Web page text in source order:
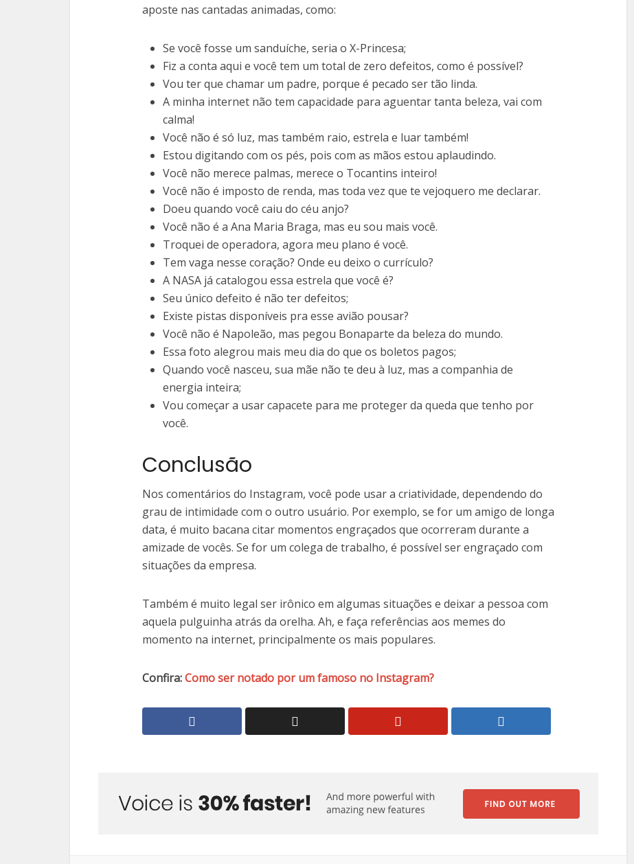
aposte nas cantadas animadas, como:
Se você fosse um sanduíche, seria o X-Princesa;
Fiz a conta aqui e você tem um total de zero defeitos, como é possível?
Vou ter que chamar um padre, porque é pecado ser tão linda.
A minha internet não tem capacidade para aguentar tanta beleza, vai com
calma!
Você não é só luz, mas também raio, estrela e luar também!
Estou digitando com os pés, pois com as mãos estou aplaudindo.
Você não merece palmas, merece o Tocantins inteiro!
Você não é imposto de renda, mas toda vez que te vejoquero me declarar.
Doeu quando você caiu do céu anjo?
Você não é a Ana Maria Braga, mas eu sou mais você.
Troquei de operadora, agora meu plano é você.
Tem vaga nesse coração? Onde eu deixo o currículo?
A NASA já catalogou essa estrela que você é?
Seu único defeito é não ter defeitos;
Existe pistas disponíveis pra esse avião pousar?
Você não é Napoleão, mas pegou Bonaparte da beleza do mundo.
Essa foto alegrou mais meu dia do que os boletos pagos;
Quando você nasceu, sua mãe não te deu à luz, mas a companhia de
energia inteira;
Vou começar a usar capacete para me proteger da queda que tenho por
você.
Conclusão
Nos comentários do Instagram, você pode usar a criatividade, dependendo do
grau de intimidade com o outro usuário. Por exemplo, se for um amigo de longa
data, é muito bacana citar momentos engraçados que ocorreram durante a
amizade de vocês. Se for um colega de trabalho, é possível ser engraçado com
situações da empresa.
Também é muito legal ser irônico em algumas situações e deixar a pessoa com
aquela pulguinha atrás da orelha. Ah, e faça referências aos memes do
momento na internet, principalmente os mais populares.
Confira:Como ser notado por um famoso no Instagram?